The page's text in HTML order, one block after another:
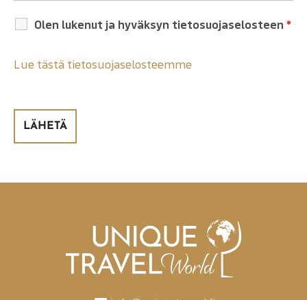
Olen lukenut ja hyväksyn tietosuojaselosteen *
Lue tästä tietosuojaselosteemme